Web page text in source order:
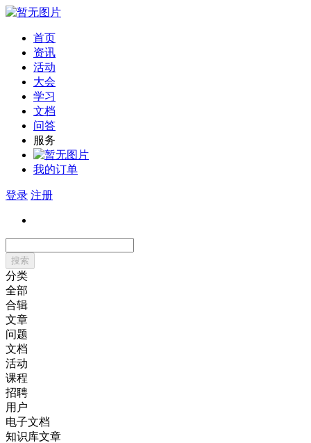
首页
资讯
活动
大会
学习
文档
问答
服务
我的订单
登录 注册
搜索
分类
全部
合辑
文章
问题
文档
活动
课程
招聘
用户
电子文档
知识库文章